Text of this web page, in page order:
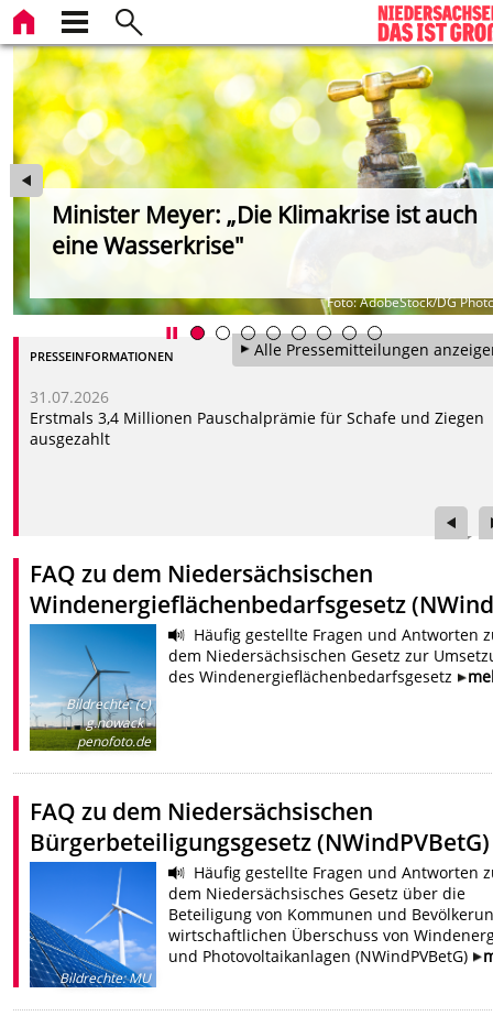
Minister Meyer: „Die Klimakrise ist auch
eine Wasserkrise"
Foto: AdobeStock/DG
Alle Pressemitteilungen
PRESSEINFORMATIONEN
31.07.2026
Erstmals 3,4 Millionen Pauschalprämie für Schafe und Ziegen
ausgezahlt
FAQ zu dem Niedersächsischen
Windenergieflächenbedarfsgesetz
Bildrechte:(c)
g.nowack -
penofoto.de
Häufig gestellte Fragen und Antworten
dem Niedersächsischen Gesetz zur
des Windenergieflächenbedarfsgesetz
FAQ zu dem Niedersächsischen
Bürgerbeteiligungsgesetz (NWindPVBetG)
Bildrechte:MU
Häufig gestellte Fragen und Antworten
dem Niedersächsisches Gesetz über die
Beteiligung von Kommunen und
wirtschaftlichen Überschuss von
und Photovoltaikanlagen (NWindPVBetG)